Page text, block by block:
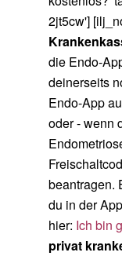
2jt5cw']
die Endo-
deinerseits
Endo-App
oder - wenn
beantragen.
du in der
hier: Ich bin
privat